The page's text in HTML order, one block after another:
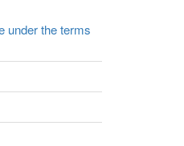
under the terms